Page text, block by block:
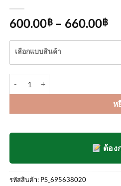
600.00฿ – 660.00฿
เลือกแบบสินค้า
ห
ต้อง
รหัสสินค้า: PS_695638020